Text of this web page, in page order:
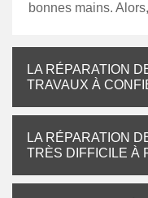
bonnes mains.
LA RÉPARATION
TRAVAUX À
LA RÉPARATION
TRÈS DIFFICILE À